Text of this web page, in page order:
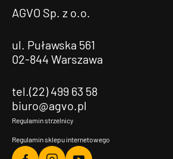
AGVO Sp. z o.o.
ul. Puławska 561
02-844 Warszawa
tel.(22) 499 63 58
biuro@agvo.pl
Regulamin strzelnicy
Regulamin sklepu internetowego